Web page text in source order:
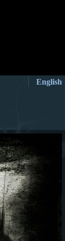
English